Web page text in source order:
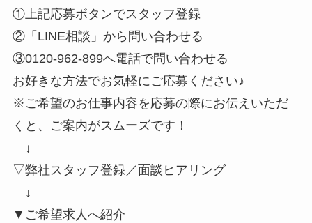
①上記応募ボタンでスタッフ登録
②「LINE相談」から問い合わせる
③0120-962-899へ電話で問い合わせる
お好きな方法でお気軽にご応募ください♪
※ご希望のお仕事内容を応募の際にお伝えいただ
くと、ご案内がスムーズです！
↓
▽弊社スタッフ登録／面談ヒアリング
↓
▼ご希望求人へ紹介